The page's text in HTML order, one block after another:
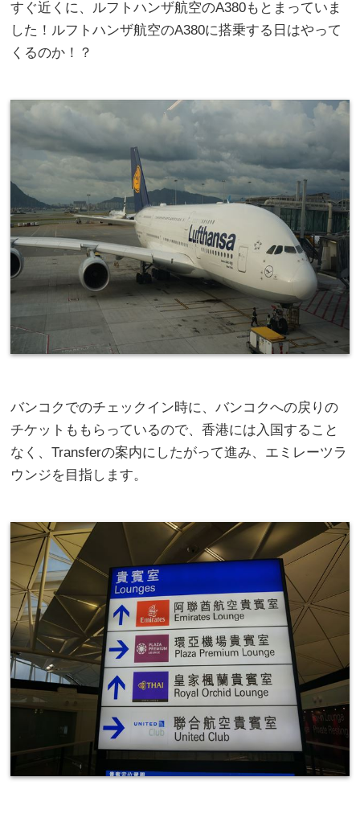
すぐ近くに、ルフトハンザ航空のA380もとまっていま
した！ルフトハンザ航空のA380に搭乗する日はやって
くるのか！？
バンコクでのチェックイン時に、バンコクへの戻りの
チケットももらっているので、香港には入国すること
なく、Transferの案内にしたがって進み、エミレーツラ
ウンジを目指します。